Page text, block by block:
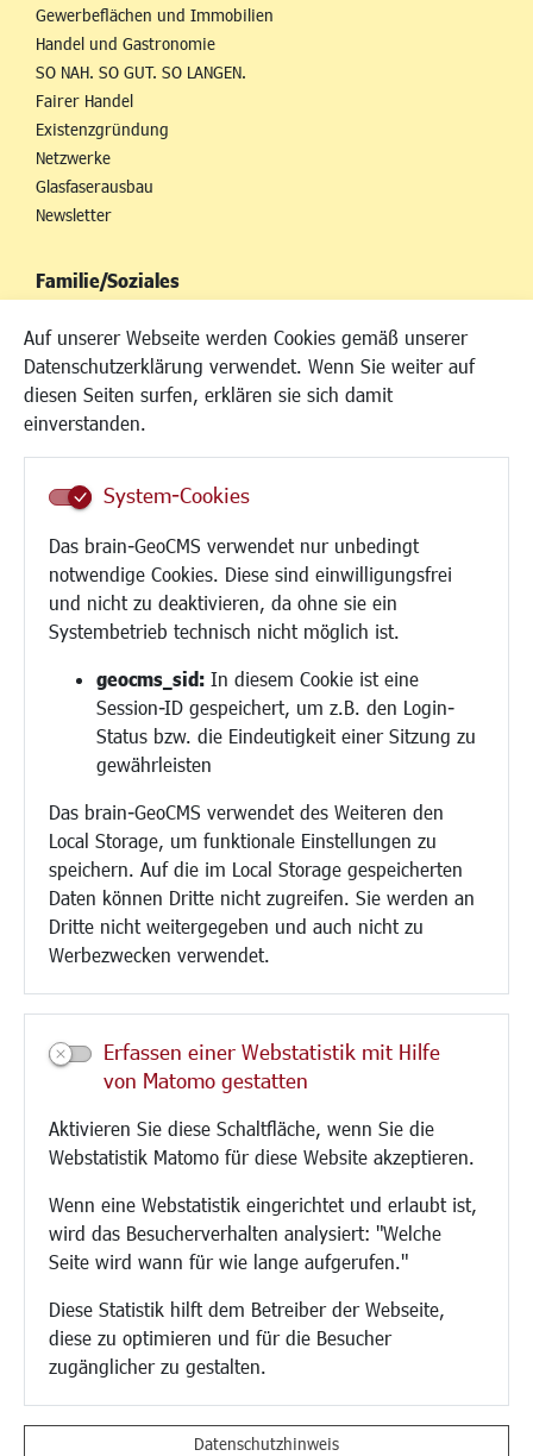
Auf unserer Webseite werden Cookies gemäß unserer
Datenschutzerklärung verwendet. Wenn Sie weiter auf
diesen Seiten surfen, erklären sie sich damit
einverstanden.
System-Cookies
Das brain-GeoCMS verwendet nur unbedingt
notwendige Cookies. Diese sind einwilligungsfrei
und nicht zu deaktivieren, da ohne sie ein
Systembetrieb technisch nicht möglich ist.
geocms_sid: In diesem Cookie ist eine
Session-ID gespeichert, um z.B. den Login-
Status bzw. die Eindeutigkeit einer Sitzung zu
gewährleisten
Das brain-GeoCMS verwendet des Weiteren den
Local Storage, um funktionale Einstellungen zu
speichern. Auf die im Local Storage gespeicherten
Daten können Dritte nicht zugreifen. Sie werden an
Dritte nicht weitergegeben und auch nicht zu
Werbezwecken verwendet.
Erfassen einer Webstatistik mit Hilfe
von Matomo gestatten
Aktivieren Sie diese Schaltfläche, wenn Sie die
Webstatistik Matomo für diese Website akzeptieren.
Wenn eine Webstatistik eingerichtet und erlaubt ist,
wird das Besucherverhalten analysiert: "Welche
Seite wird wann für wie lange aufgerufen."
Diese Statistik hilft dem Betreiber der Webseite,
diese zu optimieren und für die Besucher
zugänglicher zu gestalten.
Datenschutzhinweis
Gewerbeflächen und Immobilien
Handel und Gastronomie
SO NAH. SO GUT. SO LANGEN.
Fairer Handel
Existenzgründung
Netzwerke
Glasfaserausbau
Newsletter
Familie/Soziales
Kinderbetreuung
Kinder und Jugend
Institutionen für Familien
Frauen
Schule
Demokratie leben
Ukrainehilfe
Hilfe für Geflüchtete
Religion
Bauen/Umwelt/Mobilität
Bebauungsplanung
Verkehr/Mobilität
Glasfaserausbau
Aktuelle Baustellen
Paddelteich
CINDY S
Kultur/Freizeit/Tourismus
Veranstaltungen
Neue Stadthalle Langen
Bäder
Musikschule
Stadtbücherei
Stadtarchiv
Museen
Hotels/Unterkünfte
Gastronomie
Kunstszene
Vereine und Institutionen